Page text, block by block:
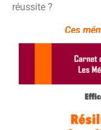
réussite ?
Ces